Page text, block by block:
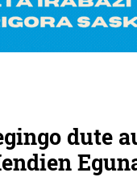
dute